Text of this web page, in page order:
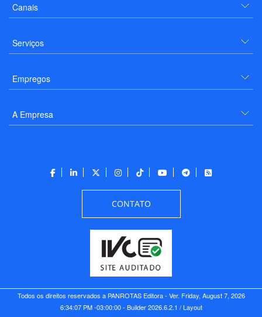
Canais
Serviços
Empregos
A Empresa
CONTATO
Todos os direitos reservados a PANROTAS Editora - Ver. Friday, August 7, 2026
6:34:07 PM -03:00:00 - Builder 2026.6.2.1 / Layout